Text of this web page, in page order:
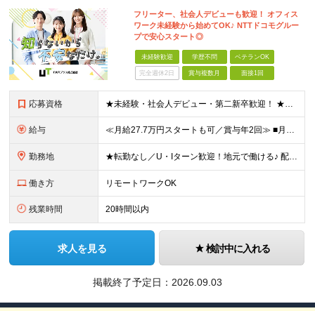
フリーター、社会人デビューも歓迎！ オフィス
ワーク未経験から始めてOK♪ NTTドコモグルー
プで安心スタート◎
未経験歓迎 学歴不問 ベテランOK
完全週休2日 賞与複数月 面接1回
応募資格 ★未経験・社会人デビュー・第二新卒歓迎！ ★フリーターやブランクのある方も大歓迎！ ★20～40代幅広く活躍中 ■学歴不問 ＼こんな方にピッタリ／ --------------------- □ 正
給与 ≪月給27.7万円スタートも可／賞与年2回≫ ■月給21万円～27.7万円＋各種手当＋賞与年2回 ※給与は勤務地に応じて変更します ※年齢や経験・スキルなどを考慮して決定します ※時間外手当は全額支給
勤務地 ★転勤なし／U・Iターン歓迎！地元で働ける♪ 配属先：東京・神奈川・千葉・長野・石川・大阪・福岡・札幌・愛知・広島にある『NTTドコモ』グループ 《勤務地一覧》 ■東京 ・東京都新宿区新宿4-1-6
働き方 リモートワークOK
残業時間 20時間以内
求人を見る 検討中に入れる
掲載終了予定日： 2026.09.03